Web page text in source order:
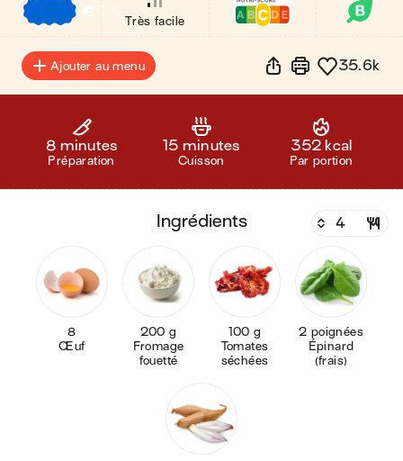
€
Très facile
Ajouter au menu 35.6k
8 minutes
Préparation
15 minutes
Cuisson
352 kcal
Par portion
ingrédients
8
Œuf
200 g
Fromage
fouetté
100 g
Tomates
séchées
2 poignées
Épinard
(frais)